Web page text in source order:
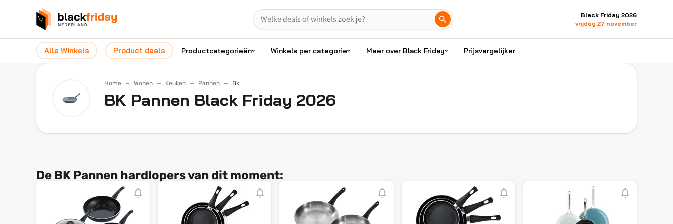
Black Friday 2026
vrijdag 27 november
Alle Winkels Product deals Productcategorieën Winkels per categorie Meer over Black Friday Prijsvergelijker
Home Wonen Keuken Pannen Bk
BK Pannen Black Friday 2026
De BK Pannen hardlopers van dit moment: